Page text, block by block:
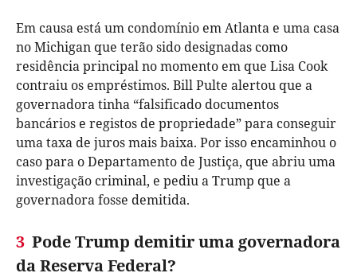
Em causa está um condomínio em Atlanta e uma casa
no Michigan que terão sido designadas como
residência principal no momento em que Lisa Cook
contraiu os empréstimos. Bill Pulte alertou que a
governadora tinha “falsificado documentos
bancários e registos de propriedade” para conseguir
uma taxa de juros mais baixa. Por isso encaminhou o
caso para o Departamento de Justiça, que abriu uma
investigação criminal, e pediu a Trump que a
governadora fosse demitida.
3 Pode Trump demitir uma governadora
da Reserva Federal?